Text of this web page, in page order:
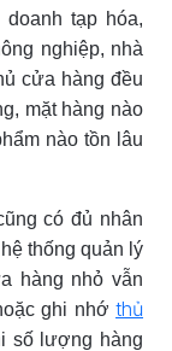
tạp hóa,
nghiệp, nhà
cửa hàng đều
mặt hàng nào
nào tồn lâu
có đủ nhân
thống quản lý
hàng nhỏ vẫn
ghi nhớthủ
số lượng hàng